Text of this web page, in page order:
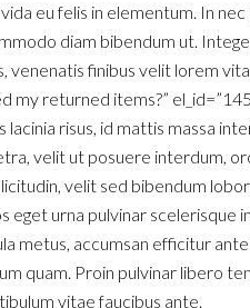
eu felis in elementum. In
diam bibendum ut.
finibus velit lorem
my returned items?”
risus, id mattis massa
velit ut posuere interdum,
velit sed bibendum
urna pulvinar scelerisque
metus, accumsan efficitur
quam. Proin pulvinar libero
vitae faucibus ante.